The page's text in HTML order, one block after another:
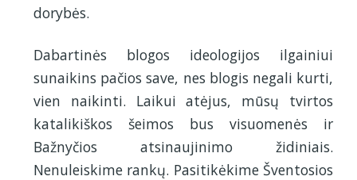
dorybės.
Dabartinės blogos ideologijos ilgainiui
sunaikins pačios save, nes blogis negali kurti,
vien naikinti. Laikui atėjus, mūsų tvirtos
katalikiškos šeimos bus visuomenės ir
Bažnyčios atsinaujinimo židiniais.
Nenuleiskime rankų. Pasitikėkime Šventosios